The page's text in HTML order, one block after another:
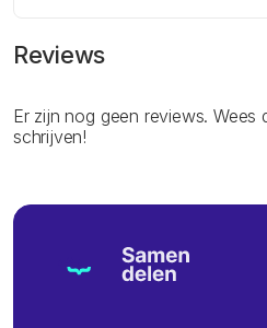
Reviews
Er zijn nog geen reviews.
schrijven!